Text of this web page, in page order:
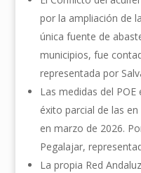
por la ampliación de
única fuente de
municipios, fue
representada por
Las medidas del
éxito parcial de las
en marzo de 2026.
Pegalajar,
La propia Red